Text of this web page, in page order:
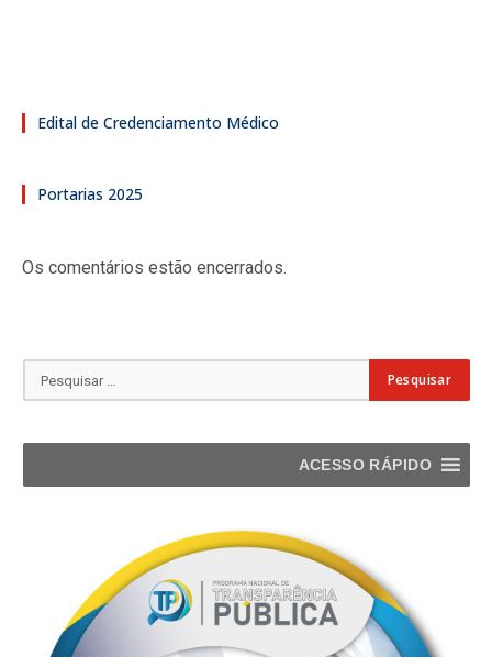
Edital de Credenciamento Médico
Portarias 2025
Os comentários estão encerrados.
ACESSO RÁPIDO